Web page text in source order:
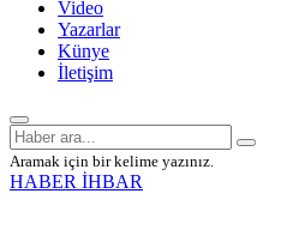
Video
Yazarlar
Künye
İletişim
Aramak için bir kelime yazınız.
HABER İHBAR